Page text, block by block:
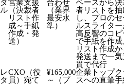
タ
ル
営業支援
（決裁者
リスト作
成～手紙
作成・発
送）
合わせ
（業界
最安水
準）
ベースから決
者リストを抽
し、プロのセ
ルスライタ
高反響のコピ
で手紙を作成
リスト作成か
発送まで一気
貫で代行
レ
タ
CXO（役
員）宛て
¥165,000
～（プ
企業トップク
スへの直筆